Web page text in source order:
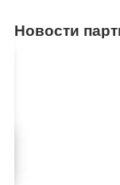
Новости